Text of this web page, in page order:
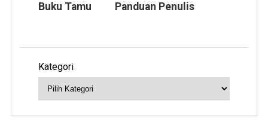
Buku Tamu Panduan Penulis
Kategori